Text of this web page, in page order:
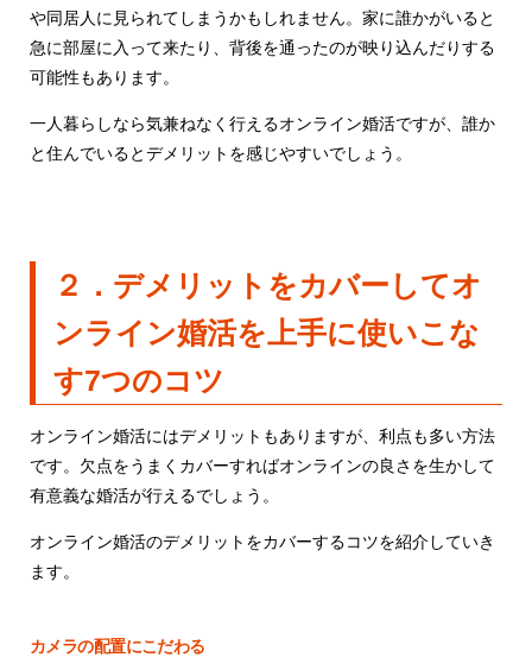
や同居人に見られてしまうかもしれません。家に誰かがいると
急に部屋に入って来たり、背後を通ったのが映り込んだりする
可能性もあります。
一人暮らしなら気兼ねなく行えるオンライン婚活ですが、誰か
と住んでいるとデメリットを感じやすいでしょう。
２．デメリットをカバーしてオ
ンライン婚活を上手に使いこな
す7つのコツ
オンライン婚活にはデメリットもありますが、利点も多い方法
です。欠点をうまくカバーすればオンラインの良さを生かして
有意義な婚活が行えるでしょう。
オンライン婚活のデメリットをカバーするコツを紹介していき
ます。
カメラの配置にこだわる